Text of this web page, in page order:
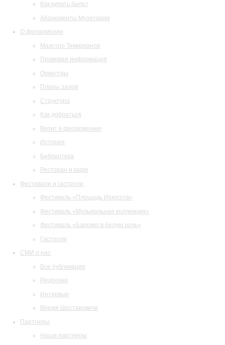
Как купить билет
Абонементы Музитория
О филармонии
Маэстро Темирканов
Правовая информация
Оркестры
Планы залов
Структура
Как добраться
Визит в филармонию
История
Библиотека
Ресторан и кафе
Фестивали и гастроли
Фестиваль «Площадь Искусств»
Фестиваль «Музыкальная коллекция»
Фестиваль «Барокко в белую ночь»
Гастроли
СМИ о нас
Все публикации
Рецензии
Интервью
Время Шостаковича
Партнеры
Наши партнеры